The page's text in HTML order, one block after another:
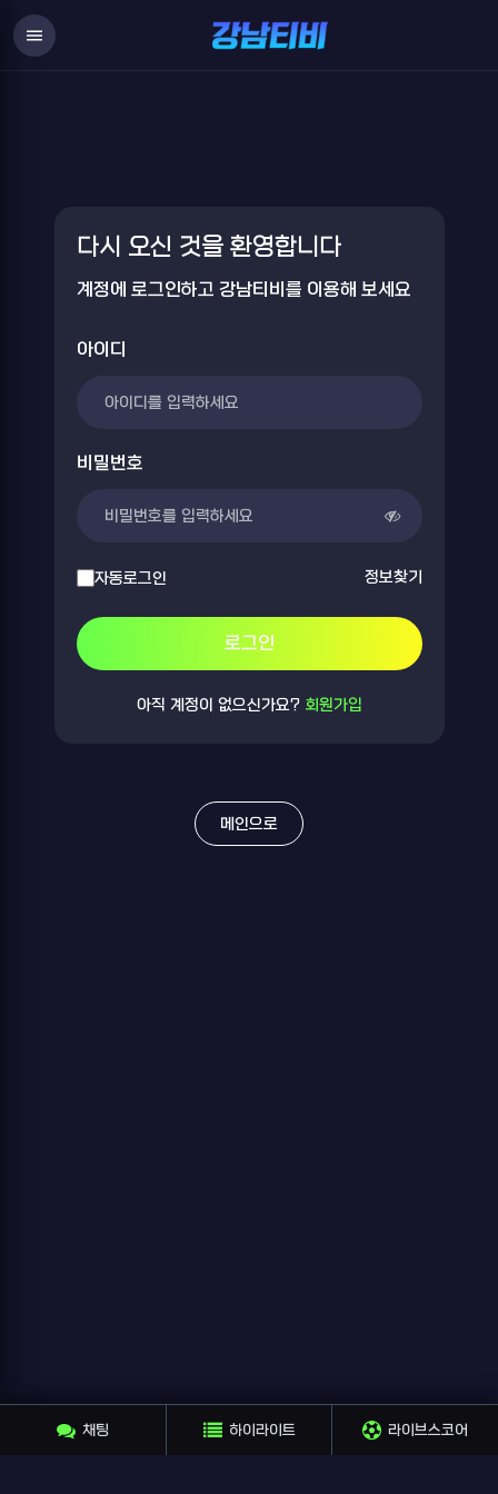
Login
menu
다시 오신 것을 환영합니다
계정에 로그인하고 강남티비를 이용해 보세요
아이디
비밀번호
자동로그인 정보찾기
로그인
아직 계정이 없으신가요? 회원가입
메인으로
채팅 하이라이트 라이브스코어